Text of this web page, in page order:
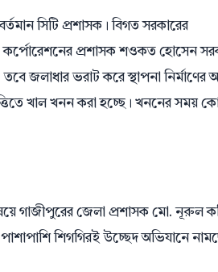
সিটি প্রশাসক। বিগত সরকারের
কর্পোরেশনের প্রশাসক শওকত হোসেন
জলাধার ভরাট করে স্থাপনা নির্মাণের
খাল খনন করা হচ্ছে। খননের সময়
গাজীপুরের জেলা প্রশাসক মো. নূরুল
শিগগিরই উচ্ছেদ অভিযানে